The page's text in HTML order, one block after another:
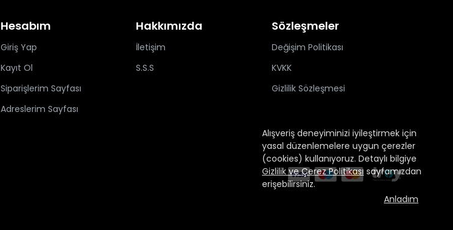
Alışveriş deneyiminizi iyileştirmek için
yasal düzenlemelere uygun çerezler
(cookies) kullanıyoruz. Detaylı bilgiye
Gizlilik ve Çerez Politikası sayfamızdan
erişebilirsiniz.
Anladım
Hesabım
Giriş Yap
Kayıt Ol
Siparişlerim Sayfası
Adreslerim Sayfası
Hakkımızda
İletişim
S.S.S
Sözleşmeler
Değişim Politikası
KVKK
Gizlilik Sözleşmesi